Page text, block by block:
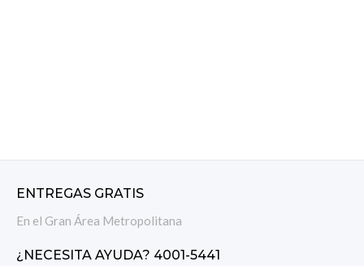
ENTREGAS GRATIS
En el Gran Área Metropolitana
¿NECESITA AYUDA? 4001-5441